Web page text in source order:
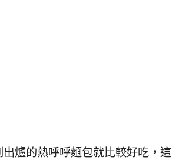
爐的熱呼呼麵包就比較好吃，這